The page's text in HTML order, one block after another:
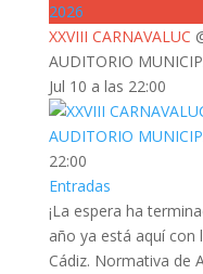
2026
XXVIII CARNAVALUC
AUDITORIO
Jul 10 a las 22:00
22:00
Entradas
¡La espera ha
año ya está aquí con
Cádiz. Normativa de